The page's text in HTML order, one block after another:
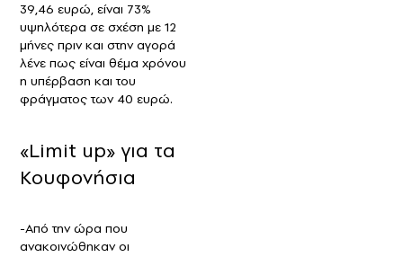
39,46 ευρώ, είναι 73%
υψηλότερα σε σχέση με 12
μήνες πριν και στην αγορά
λένε πως είναι θέμα χρόνου
η υπέρβαση και του
φράγματος των 40 ευρώ.
«Limit up» για τα
Κουφονήσια
-Από την ώρα που
ανακοινώθηκαν οι